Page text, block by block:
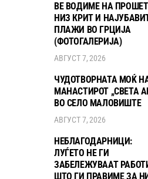
ВЕ ВОДИМЕ НА
НИЗ КРИТ И
ПЛАЖИ ВО ГРЦИЈА
(ФОТОГАЛЕРИЈА)
АВГУСТ 7, 2026
ЧУДОТВОРНАТА МОЌ
МАНАСТИРОТ „СВЕТА
ВО СЕЛО МАЛОВИШТЕ
АВГУСТ 7, 2026
НЕБЛАГОДАРНИЦИ:
ЛУЃЕТО НЕ ГИ
ЗАБЕЛЕЖУВААТ
ШТО ГИ ПРАВИМЕ ЗА